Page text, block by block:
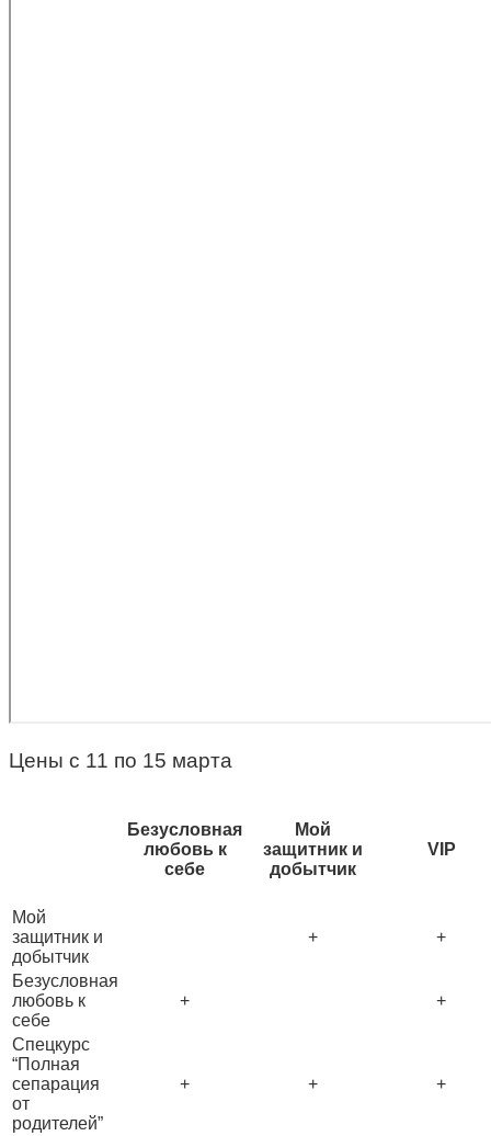
Цены с 11 по 15 марта
Безусловная
любовь к
себе
Мой
защитник и
добытчик
VIP
Мой
защитник и
добытчик
+ +
Безусловная
любовь к
себе
+ +
Спецкурс
“Полная
сепарация
от
родителей”
+ + +